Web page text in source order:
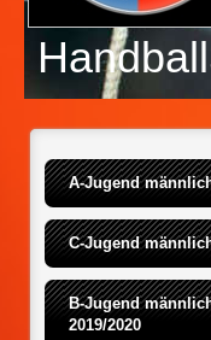
A-Jugend
C-Jugend
B-Jugend
2019/2020